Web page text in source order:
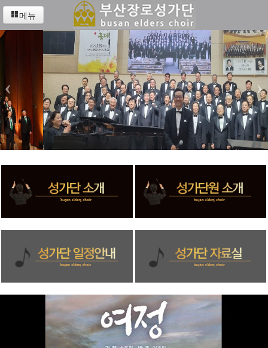
메뉴
‹ ›